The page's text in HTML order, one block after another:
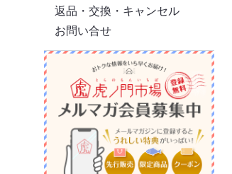
返品・交換・キャンセル
お問い合せ